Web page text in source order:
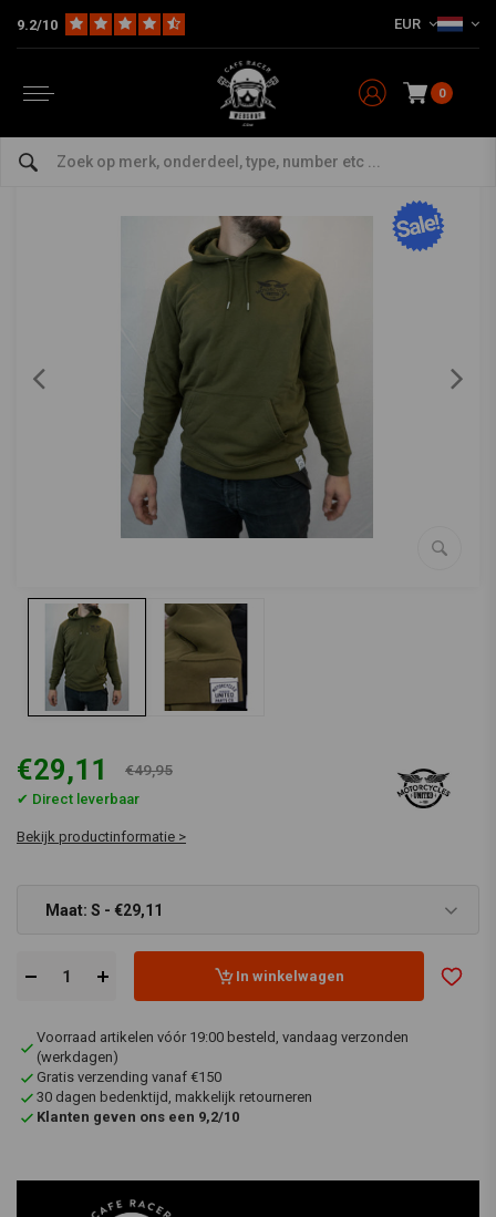
9.2/10 EUR
0
The Rider Bovenlichaam Checkered Hoodie 2021
Checkered Hoodie 2021
€29,11 €49,95
✔ Direct leverbaar
Bekijk productinformatie >
Maat: S - €29,11
In winkelwagen
Voorraad artikelen vóór 19:00 besteld, vandaag verzonden
(werkdagen)
Gratis verzending vanaf €150
30 dagen bedenktijd, makkelijk retourneren
Klanten geven ons een 9,2/10